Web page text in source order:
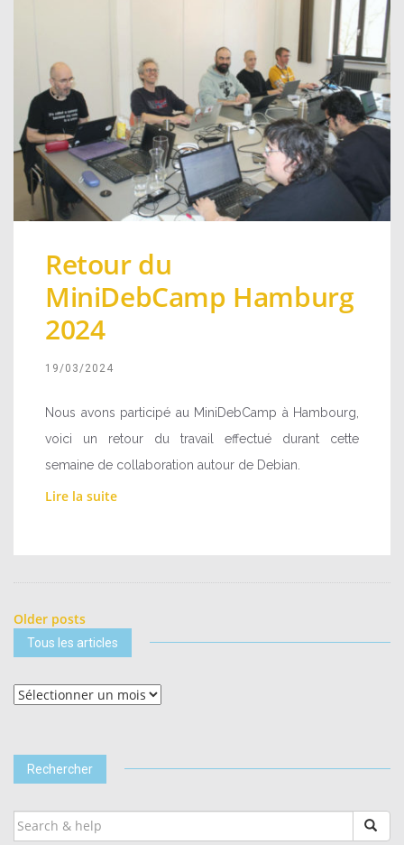
Retour du
MiniDebCamp Hamburg
2024
19/03/2024
Nous avons participé au MiniDebCamp à Hambourg,
voici un retour du travail effectué durant cette
semaine de collaboration autour de Debian.
Lire la suite
Posts
navigation
Older posts
Tous les articles
Tous
les
Rechercher
SEARCH
FOR: